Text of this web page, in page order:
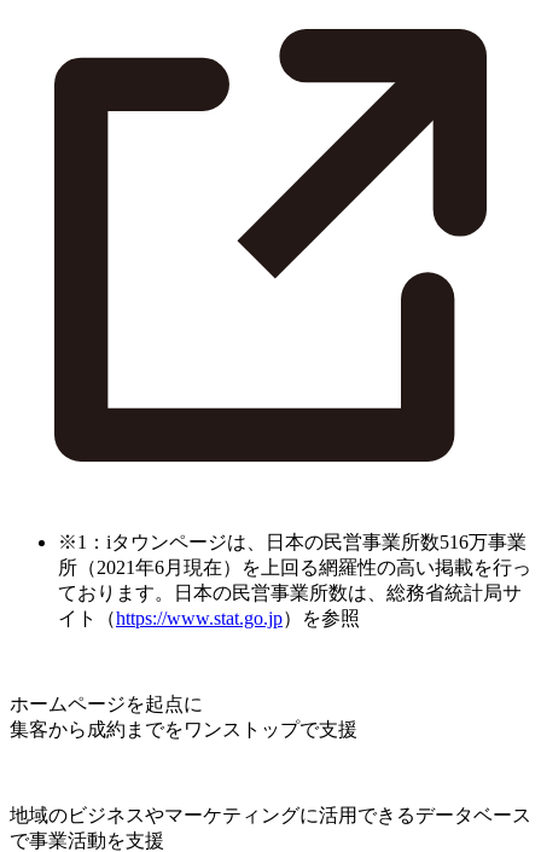
※1：iタウンページは、日本の民営事業所数516万事業
所（2021年6月現在）を上回る網羅性の高い掲載を行っ
ております。日本の民営事業所数は、総務省統計局サ
イト（https://www.stat.go.jp）を参照
ホームページを起点に
集客から成約までをワンストップで支援
地域のビジネスやマーケティングに活用できるデータベース
で事業活動を支援